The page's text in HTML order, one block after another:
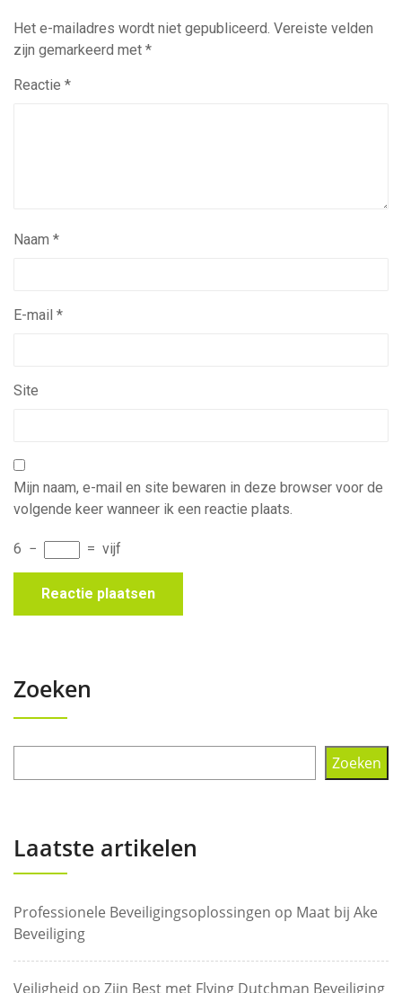
Het e-mailadres wordt niet gepubliceerd. Vereiste velden
zijn gemarkeerd met *
Reactie *
Naam *
E-mail *
Site
Mijn naam, e-mail en site bewaren in deze browser voor de
volgende keer wanneer ik een reactie plaats.
6 − = vijf
Zoeken
Zoeken
Laatste artikelen
Professionele Beveiligingsoplossingen op Maat bij Ake
Beveiliging
Veiligheid op Zijn Best met Flying Dutchman Beveiliging